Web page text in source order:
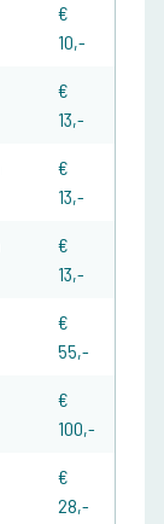
€
10,-
€
13,-
€
13,-
€
13,-
€
55,-
€
100,-
€
28,-